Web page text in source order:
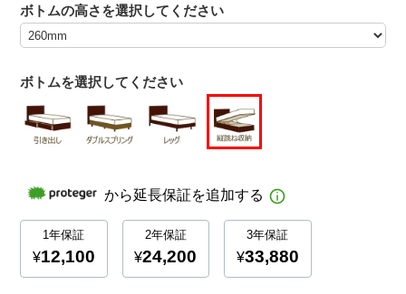
ボトムの高さを選択してください
ボトムを選択してください